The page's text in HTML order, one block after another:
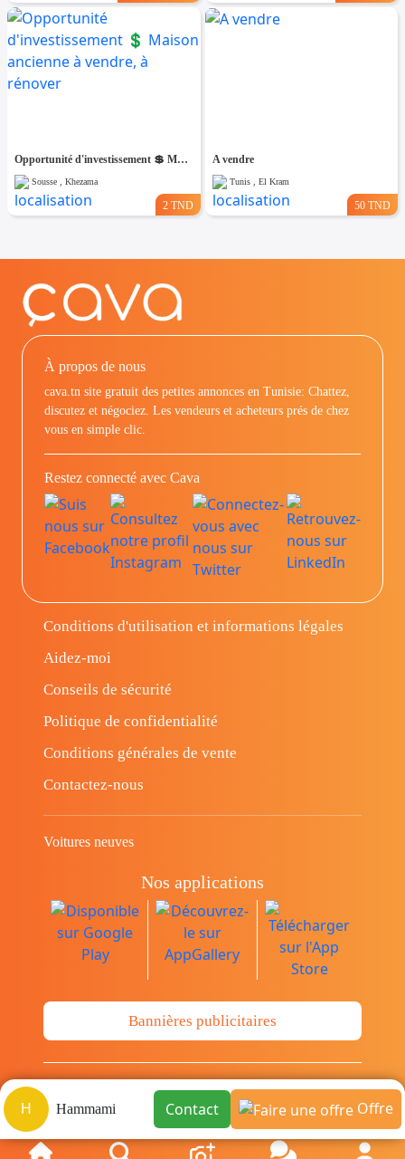
Opportunité d'investissement 💲 Maison ancienne à vendre, à rénover
Sousse , Khezama
2 TND
A vendre
Tunis , El Kram
50 TND
H Hammami Contact Offre
À propos de nous
cava.tn site gratuit des petites annonces en Tunisie: Chattez,
discutez et négociez. Les vendeurs et acheteurs prés de chez
vous en simple clic.
Restez connecté avec Cava
Conditions d'utilisation et informations légales
Aidez-moi
Conseils de sécurité
Politique de confidentialité
Conditions générales de vente
Contactez-nous
Voitures neuves
Nos applications
Bannières publicitaires
© Copyright 2014-2026 Cava.tn Limited Tous
les droits sont réservés.